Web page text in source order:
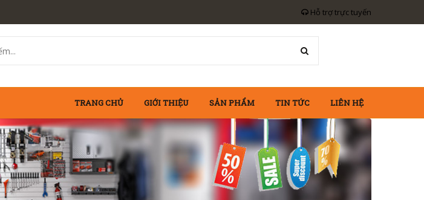
Hỗ trợ trực tuyến
TRANG CHỦ GIỚI THIỆU SẢN PHẨM TIN TỨC LIÊN HỆ